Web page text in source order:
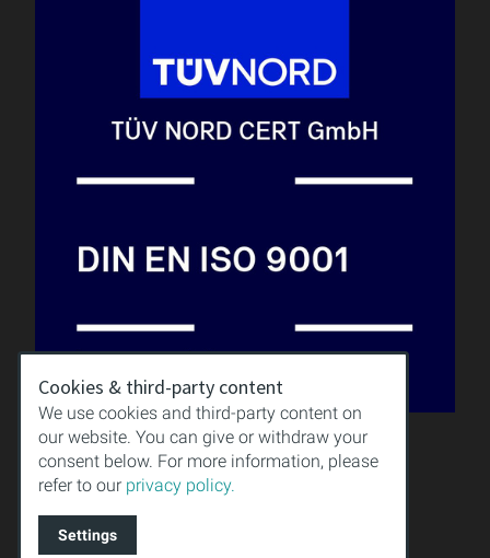
QUALITÄT
DOWNLOAD
IMPRESSUM
AGB
DATENSCHUTZ
Cookies & third-party content
We use cookies and third-party content on
our website. You can give or withdraw your
consent below. For more information, please
refer to our privacy policy.
Settings